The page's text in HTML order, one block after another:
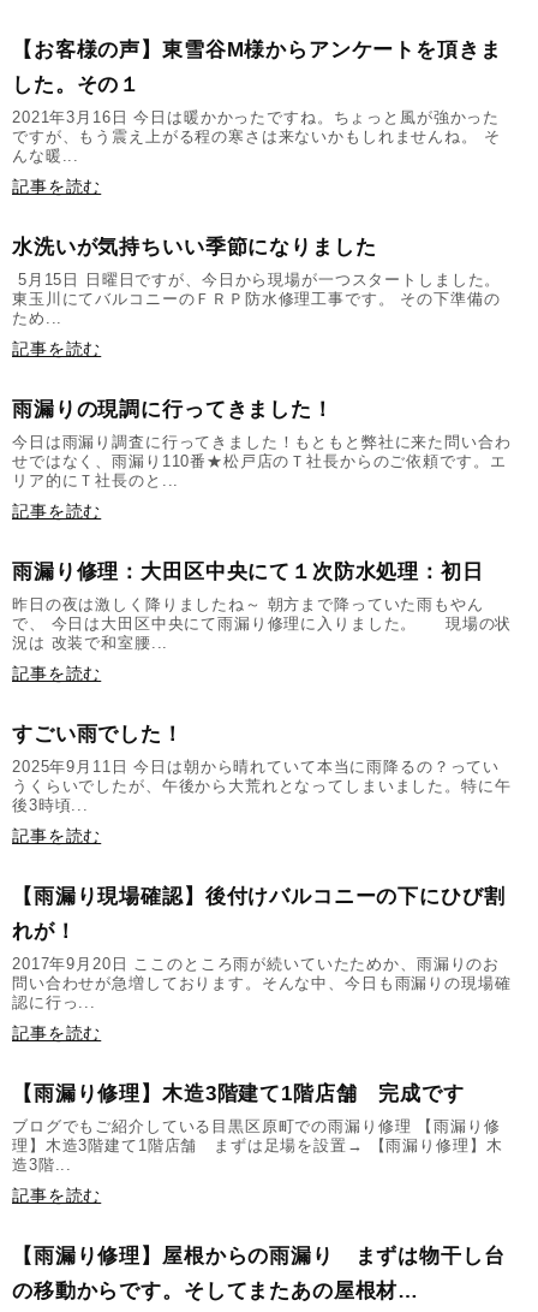
【お客様の声】東雪谷M様からアンケートを頂きま
した。その１
2021年3月16日 今日は暖かかったですね。ちょっと風が強かった
ですが、もう震え上がる程の寒さは来ないかもしれませんね。 そ
んな暖...
記事を読む
水洗いが気持ちいい季節になりました
5月15日 日曜日ですが、今日から現場が一つスタートしました。
東玉川にてバルコニーのＦＲＰ防水修理工事です。 その下準備の
ため...
記事を読む
雨漏りの現調に行ってきました！
今日は雨漏り調査に行ってきました！もともと弊社に来た問い合わ
せではなく、雨漏り110番★松戸店のＴ社長からのご依頼です。エ
リア的にＴ社長のと...
記事を読む
雨漏り修理：大田区中央にて１次防水処理：初日
昨日の夜は激しく降りましたね～ 朝方まで降っていた雨もやん
で、 今日は大田区中央にて雨漏り修理に入りました。 現場の状
況は 改装で和室腰...
記事を読む
すごい雨でした！
2025年9月11日 今日は朝から晴れていて本当に雨降るの？ってい
うくらいでしたが、午後から大荒れとなってしまいました。特に午
後3時頃...
記事を読む
【雨漏り現場確認】後付けバルコニーの下にひび割
れが！
2017年9月20日 ここのところ雨が続いていたためか、雨漏りのお
問い合わせが急増しております。そんな中、今日も雨漏りの現場確
認に行っ...
記事を読む
【雨漏り修理】木造3階建て1階店舗 完成です
ブログでもご紹介している目黒区原町での雨漏り修理 【雨漏り修
理】木造3階建て1階店舗 まずは足場を設置→ 【雨漏り修理】木
造3階...
記事を読む
【雨漏り修理】屋根からの雨漏り まずは物干し台
の移動からです。そしてまたあの屋根材…